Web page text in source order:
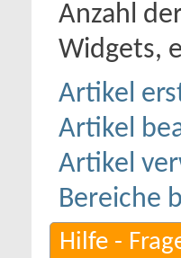
Anzahl
Widgets,
Artikel
Artikel
Artikel
Bereiche
Hilfe -